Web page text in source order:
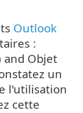
Outlook
:
and Objet
un
l'utilisation
cette